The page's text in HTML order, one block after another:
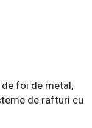
foi de metal,
de rafturi cu